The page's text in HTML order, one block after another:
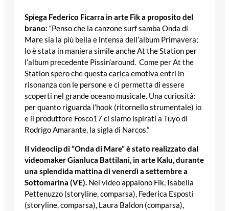
Spiega Federico Ficarra in arte Fik a proposito del
brano: “Penso che la canzone surf samba Onda di
Mare sia la più bella e intensa dell’album Primavera;
lo è stata in maniera simile anche At the Station per
l’album precedente Pissin’around. Come per At the
Station spero che questa carica emotiva entri in
risonanza con le persone e ci permetta di essere
scoperti nel grande oceano musicale. Una curiosità:
per quanto riguarda l’hook (ritornello strumentale) io
e il produttore Fosco17 ci siamo ispirati a Tuyo di
Rodrigo Amarante, la sigla di Narcos.”
Il videoclip di “Onda di Mare” è stato realizzato dal
videomaker Gianluca Battilani, in arte Kalu, durante
una splendida mattina di venerdì a settembre a
Sottomarina (VE). Nel video appaiono Fik, Isabella
Pettenuzzo (storyline, comparsa), Federica Esposti
(storyline, comparsa), Laura Baldon (comparsa),